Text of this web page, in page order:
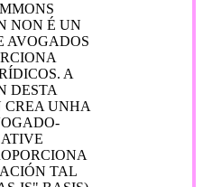
NON É UN
AVOGADOS
A
DESTA
CREA UNHA
TAL